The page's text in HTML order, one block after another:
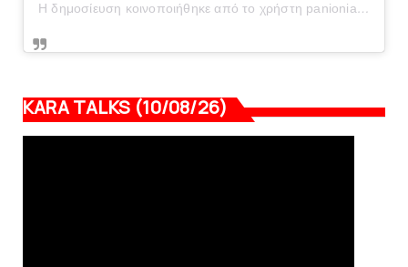
Η δημοσίευση κοινοποιήθηκε από το χρήστη panionianea.gr (@panionianea.gr)
KARA TALKS (10/08/26)